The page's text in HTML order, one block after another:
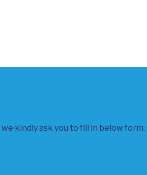
kindly ask you to fill in below